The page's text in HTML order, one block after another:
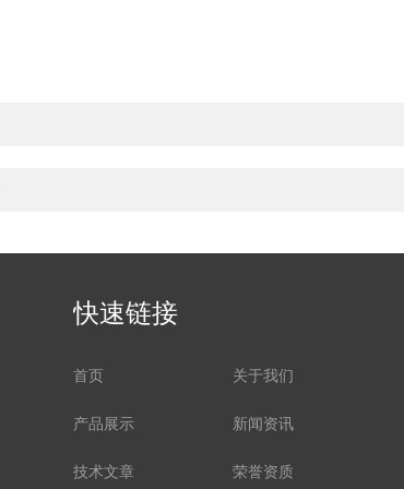
快速链接
首页 关于我们
产品展示 新闻资讯
技术文章 荣誉资质